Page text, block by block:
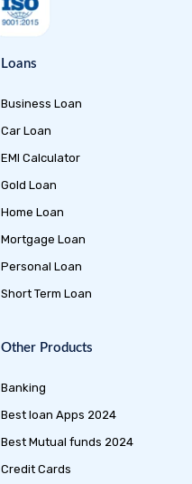
Loans
Business Loan
Car Loan
EMI Calculator
Gold Loan
Home Loan
Mortgage Loan
Personal Loan
Short Term Loan
Other Products
Banking
Best loan Apps 2024
Best Mutual funds 2024
Credit Cards